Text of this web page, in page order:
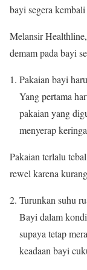
bayi segera
Melansir
demam pada bayi
Pakaian bayi
Yang pertama
pakaian yang
menyerap
Pakaian terlalu
rewel karena
Turunkan suhu
Bayi dalam
supaya tetap
keadaan bayi